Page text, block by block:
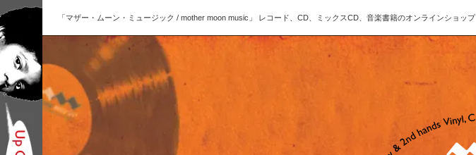
「マザー・ムーン・ミュージック / mother moon music」 レコード、CD、ミックスCD、音楽書籍のオンラインショップ